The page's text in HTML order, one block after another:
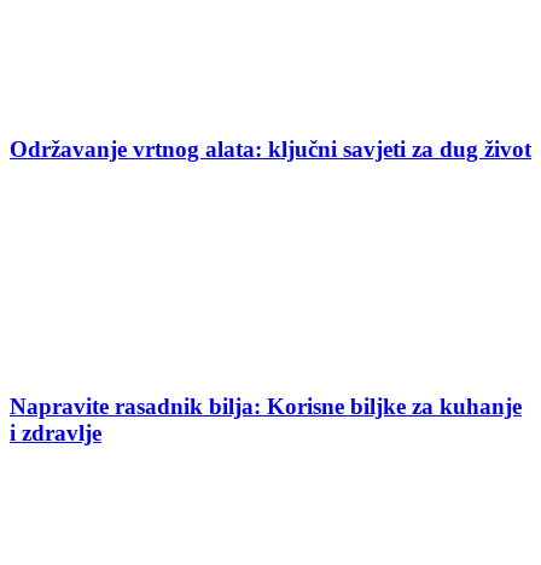
Održavanje vrtnog alata: ključni savjeti za dug život
Napravite rasadnik bilja: Korisne biljke za kuhanje
i zdravlje